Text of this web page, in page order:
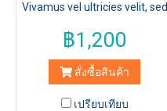
Vivamus vel ultricies velit, sed
฿1,200
สั่งซื้อสินค้า
เปรียบเทียบ